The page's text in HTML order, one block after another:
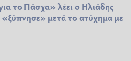
το Πάσχα» λέει ο Ηλιάδης
μετά το ατύχημα με